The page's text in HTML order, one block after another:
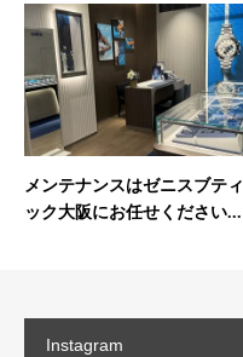
メンテナンスはゼニスブティ
ック大阪にお任せください...
Instagram